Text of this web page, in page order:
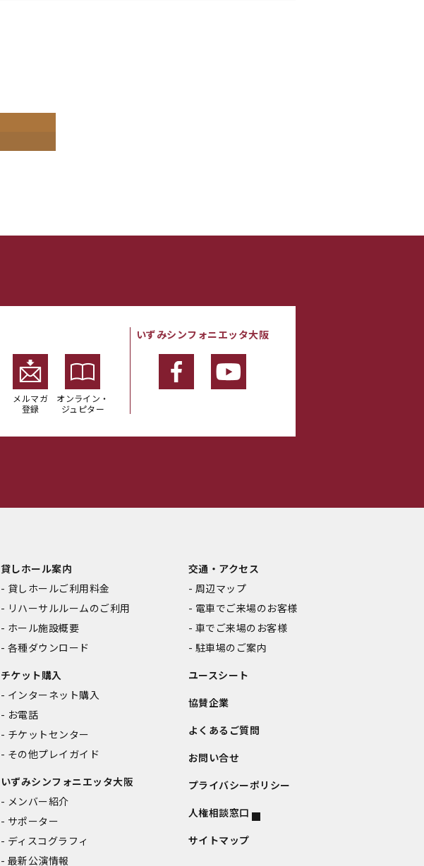
メルマガ
登録
オンライン・
ジュピター
いずみシンフォニエッタ大阪
貸しホール案内
貸しホールご利用料金
リハーサルルームのご利用
ホール施設概要
各種ダウンロード
チケット購入
インターネット購入
お電話
チケットセンター
その他プレイガイド
いずみシンフォニエッタ大阪
メンバー紹介
サポーター
ディスコグラフィ
最新公演情報
交通・アクセス
周辺マップ
電車でご来場のお客様
車でご来場のお客様
駐車場のご案内
ユースシート
協賛企業
よくあるご質問
お問い合せ
プライバシーポリシー
人権相談窓口
サイトマップ